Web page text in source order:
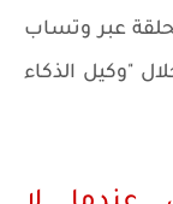
عبر وتساب
"وكيل الذكاء